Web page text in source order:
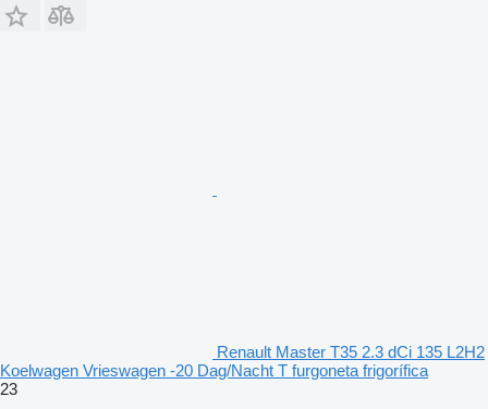
Renault Master T35 2.3 dCi 135 L2H2
Koelwagen Vrieswagen -20 Dag/Nacht T furgoneta frigorífica
23